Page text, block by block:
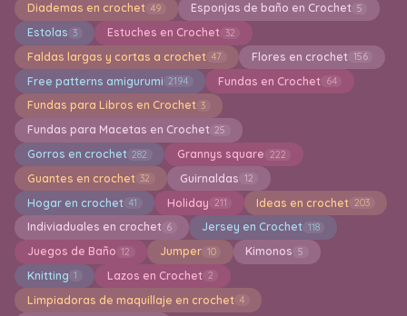
Diademas en crochet 49 Esponjas de baño en Crochet 5
Estolas 3 Estuches en Crochet 32
Faldas largas y cortas a crochet 47 Flores en crochet 156
Free patterns amigurumi 2194 Fundas en Crochet 64
Fundas para Libros en Crochet 3
Fundas para Macetas en Crochet 25
Gorros en crochet 282 Grannys square 222
Guantes en crochet 32 Guirnaldas 12
Hogar en crochet 41 Holiday 211 Ideas en crochet 203
Indiviaduales en crochet 6 Jersey en Crochet 118
Juegos de Baño 12 Jumper 10 Kimonos 5
Knitting 1 Lazos en Crochet 2
Limpiadoras de maquillaje en crochet 4